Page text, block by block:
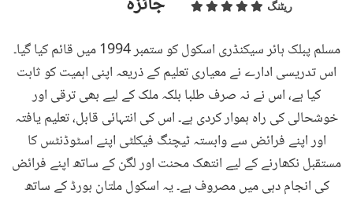
ریٹنگ
مسلم پبلک ہائر سیکنڈری اسکول کو ستمبر 1994 میں قائم کیا گیا۔
اس تدریسی ادارے نے معیاری تعلیم کے ذریعہ اپنی اہمیت کو ثابت
کیا ہے، اس نے نہ صرف طلبا بلکہ ملک کے لیے بھی ترقی اور
خوشحالی کی راہ ہموار کردی ہے۔ اس کی انتہائی قابل، تعلیم یافتہ
اور اپنے فرائض سے وابستہ ٹیچنگ فیکلٹی اپنے اسٹوڈنٹس کا
مستقبل نکھارنے کے لیے انتھک محنت اور لگن کے ساتھ اپنے فرائض
کی انجام دہی میں مصروف ہے۔ یہ اسکول ملتان بورڈ کے ساتھ